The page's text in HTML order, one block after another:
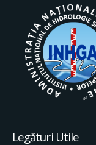
Legături Utile